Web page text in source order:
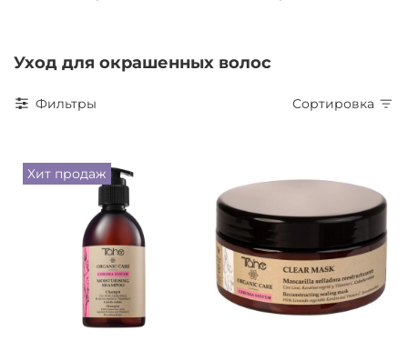
Уход для окрашенных волос
Фильтры Сортировка
Хит продаж